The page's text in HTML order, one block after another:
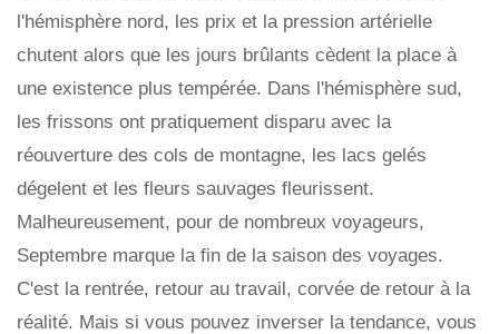
l'hémisphère nord, les prix et la pression artérielle
chutent alors que les jours brûlants cèdent la place à
une existence plus tempérée. Dans l'hémisphère sud,
les frissons ont pratiquement disparu avec la
réouverture des cols de montagne, les lacs gelés
dégelent et les fleurs sauvages fleurissent.
Malheureusement, pour de nombreux voyageurs,
Septembre marque la fin de la saison des voyages.
C'est la rentrée, retour au travail, corvée de retour à la
réalité. Mais si vous pouvez inverser la tendance, vous